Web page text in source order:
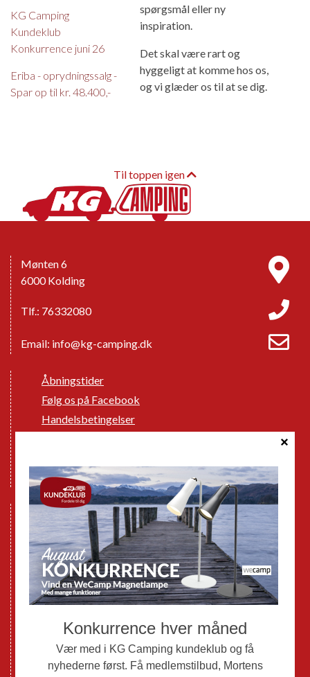
KG Camping
Kundeklub
Konkurrence juni 26
Eriba - oprydningssalg -
Spar op til kr. 48.400,-
spørgsmål eller ny
inspiration.
Det skal være rart og
hyggeligt at komme hos os,
og vi glæder os til at se dig.
Til toppen igen
Mønten 6
6000 Kolding
Tlf.: 76332080
Email: info@kg-camping.dk
Åbningstider
Følg os på Facebook
Handelsbetingelser
GPDR - Optagelse af foto og video
Nye Campingvogne
Nye Autocampere og Vans
Brugte Campingvogne
Brugte Autocampere og Vans
Webshop
Mortens Campingtips
KG Camping Kundeklub
Nyheder